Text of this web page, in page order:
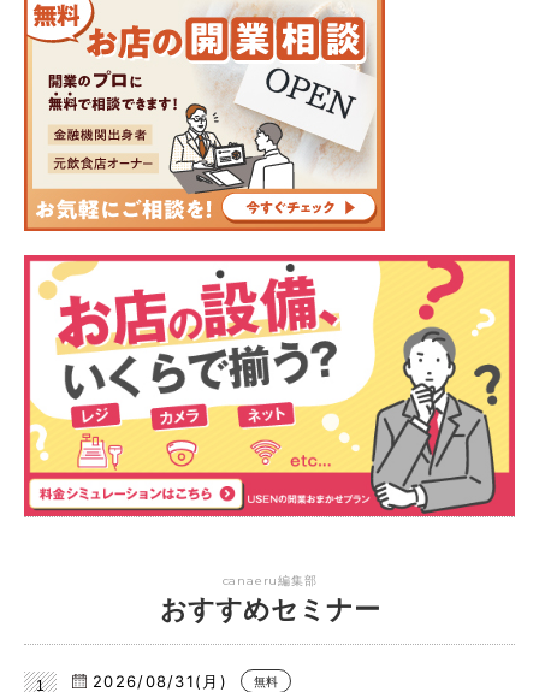
canaeru編集部
おすすめセミナー
2026/08/31(月) 無料